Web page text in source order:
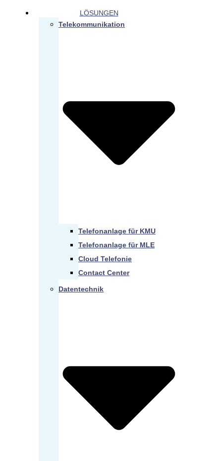
LÖSUNGEN
Telekommunikation
Telefonanlage für KMU
Telefonanlage für MLE
Cloud Telefonie
Contact Center
Datentechnik